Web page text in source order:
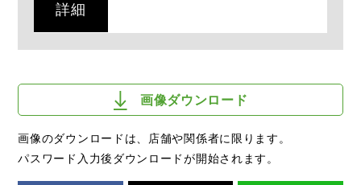
詳細
画像ダウンロード
画像のダウンロードは、店舗や関係者に限ります。
パスワード入力後ダウンロードが開始されます。